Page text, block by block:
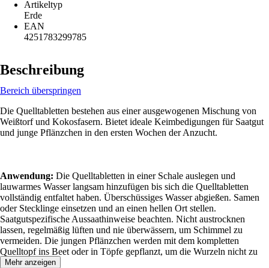
Artikeltyp
Erde
EAN
4251783299785
Beschreibung
Bereich überspringen
Die Quelltabletten bestehen aus einer ausgewogenen Mischung von
Weißtorf und Kokosfasern. Bietet ideale Keimbedigungen für Saatgut
und junge Pflänzchen in den ersten Wochen der Anzucht.
Anwendung: Die Quelltabletten in einer Schale auslegen und
lauwarmes Wasser langsam hinzufügen bis sich die Quelltabletten
vollständig entfaltet haben. Überschüssiges Wasser abgießen. Samen
oder Stecklinge einsetzen und an einen hellen Ort stellen.
Saatgutspezifische Aussaathinweise beachten. Nicht austrocknen
lassen, regelmäßig lüften und nie überwässern, um Schimmel zu
vermeiden. Die jungen Pflänzchen werden mit dem kompletten
Quelltopf ins Beet oder in Töpfe gepflanzt, um die Wurzeln nicht zu
beschädigen.
Mehr anzeigen